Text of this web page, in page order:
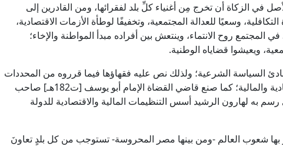
في الزكاة أن تخرج مِن أغنياء كلِّ بلد لفقرائها، ومن القادرين إلى
وسعيًا للعدالة المجتمعية، وتخفيفًا لوطأة الأزمات الاقتصادية،
المجتمع روح الانتماء، وينتعش بين أفراده مبدأ المواطنة والإخاء؛
ويعيشوا قضاياه الوطنية.
السياسة الشرعية؛ ولذلك نص عليه فقهاؤها فيما قرروه من المحددات
العامة لوظائف الدولة وسياساتها الاقتصادية والمالية؛ كما صنع قاضي القضاة الإمام أبو يوسف [ت182هـ] صاحب
به لهارون الرشيد أسس التنظيمات المالية والاقتصادية للدولة
بها شعوب العالم -ومن بينها مصر المحروسة- تستوجب من كل بلدٍ تعاونَ